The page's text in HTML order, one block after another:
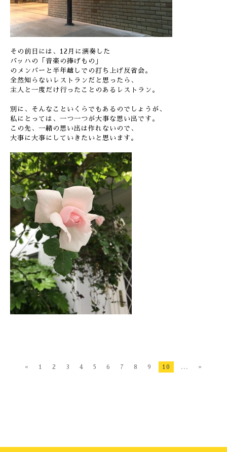
その前日には、12月に演奏した
バッハの「音楽の捧げもの」
のメンバーと半年越しでの打ち上げ反省会。
全然知らないレストランだと思ったら、
主人と一度だけ行ったことのあるレストラン。
別に、そんなこといくらでもあるのでしょうが、
私にとっては、一つ一つが大事な思い出です。
この先、一緒の思い出は作れないので、
大事に大事にしていきたいと思います。
« 1 2 3 4 5 6 7 8 9 10 ... »